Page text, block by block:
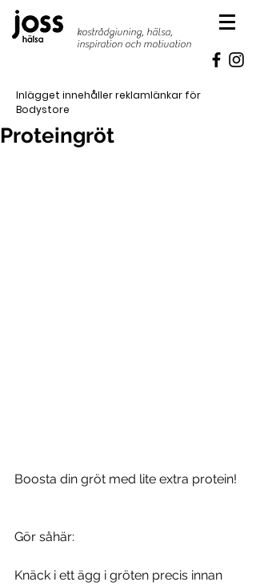
kostrådgivning, hälsa,
inspiration och motivation
Inlägget innehåller reklamlänkar för
Bodystore
Proteingröt
Boosta din gröt med lite extra protein!
Gör såhär:
Knäck i ett ägg i gröten precis innan